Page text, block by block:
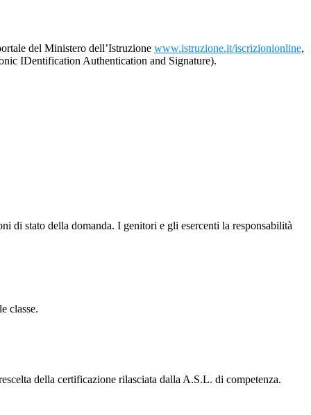
del Ministero dell’Istruzione www.istruzione.it/iscrizionionline,
IDentification Authentication and Signature).
di stato della domanda. I genitori e gli esercenti la responsabilità
classe.
della certificazione rilasciata dalla A.S.L. di competenza.